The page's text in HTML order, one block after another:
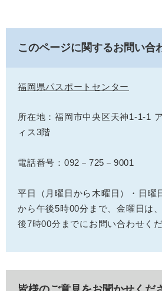
このページに関するお問い合
福岡県パスポートセンター
所在地：福岡市中央区天神1-1-1
ィス3階
電話番号：092－725－9001
平日（月曜日から木曜日）・日曜
から午後5時00分まで、金曜日は
後7時00分までにお問い合わせくだ